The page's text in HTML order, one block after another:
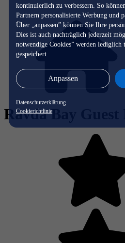
kontinuierlich zu verbessern. So
Partnern personalisierte Werbung und
Über „anpassen” können Sie Ihre
Dies ist auch nachträglich jederzeit
notwendige Cookies” werden lediglich
gespeichert.
Anpassen
Datenschutzerklärung
Cookierichtlinie
Ravda Bay Guest